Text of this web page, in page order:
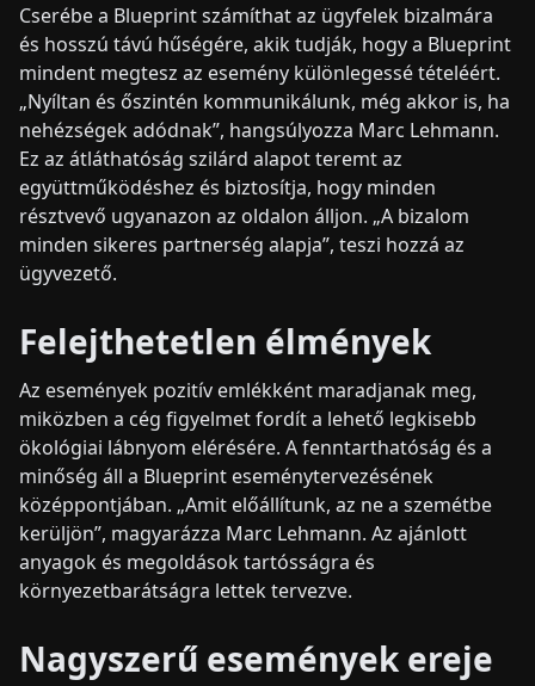
Cserébe a Blueprint számíthat az ügyfelek bizalmára
és hosszú távú hűségére, akik tudják, hogy a Blueprint
mindent megtesz az esemény különlegessé tételéért.
„Nyíltan és őszintén kommunikálunk, még akkor is, ha
nehézségek adódnak”, hangsúlyozza Marc Lehmann.
Ez az átláthatóság szilárd alapot teremt az
együttműködéshez és biztosítja, hogy minden
résztvevő ugyanazon az oldalon álljon. „A bizalom
minden sikeres partnerség alapja”, teszi hozzá az
ügyvezető.
Felejthetetlen élmények
Az események pozitív emlékként maradjanak meg,
miközben a cég figyelmet fordít a lehető legkisebb
ökológiai lábnyom elérésére. A fenntarthatóság és a
minőség áll a Blueprint eseménytervezésének
középpontjában. „Amit előállítunk, az ne a szemétbe
kerüljön”, magyarázza Marc Lehmann. Az ajánlott
anyagok és megoldások tartósságra és
környezetbarátságra lettek tervezve.
Nagyszerű események ereje